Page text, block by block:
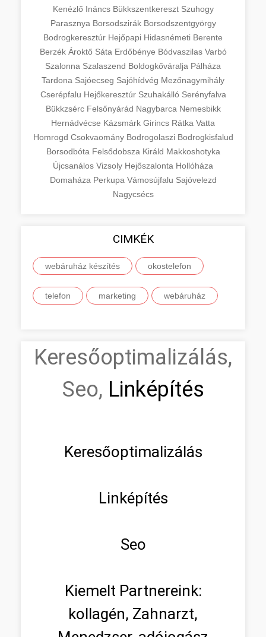
Kenézlő Ináncs Bükkszentkereszt Szuhogy
Parasznya Borsodszirák Borsodszentgyörgy
Bodrogkeresztúr Hejőpapi Hidasnémeti Berente
Berzék Ároktő Sáta Erdőbénye Bódvaszilas Varbó
Szalonna Szalaszend Boldogkőváralja Pálháza
Tardona Sajóecseg Sajóhídvég Mezőnagymihály
Cserépfalu Hejőkeresztúr Szuhakálló Serényfalva
Bükkzsérc Felsőnyárád Nagybarca Nemesbikk
Hernádvécse Kázsmárk Girincs Rátka Vatta
Homrogd Csokvaomány Bodrogolaszi Bodrogkisfalud
Borsodbóta Felsődobsza Királd Makkoshotyka
Újcsanálos Vizsoly Hejőszalonta Hollóháza
Domaháza Perkupa Vámosújfalu Sajóvelezd
Nagycsécs
CIMKÉK
webáruház készítés okostelefon
telefon marketing webáruház
Keresőoptimalizálás,
Seo, Linképítés
Keresőoptimalizálás
Linképítés
Seo
Kiemelt Partnereink:
kollagén, Zahnarzt,